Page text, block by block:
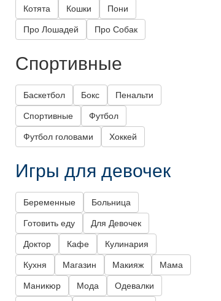
Котята Кошки Пони
Про Лошадей Про Собак
Спортивные
Баскетбол Бокс Пенальти
Спортивные Футбол
Футбол головами Хоккей
Игры для девочек
Беременные Больница
Готовить еду Для Девочек
Доктор Кафе Кулинария
Кухня Магазин Макияж Мама
Маникюр Мода Одевалки